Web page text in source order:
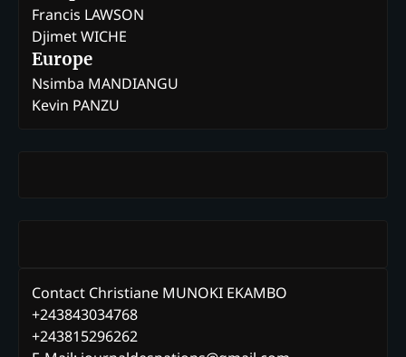
Francis LAWSON
Djimet WICHE
Europe
Nsimba MANDIANGU
Kevin PANZU
Contact Christiane MUNOKI EKAMBO
+243843034768
+243815296262